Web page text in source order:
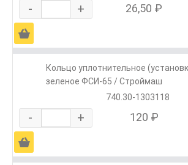
- + 26,50 ₽
Ä
Кольцо уплотнительное
зеленое ФСИ-65 / Строймаш
740.30-1303118
- + 120 ₽
Ä